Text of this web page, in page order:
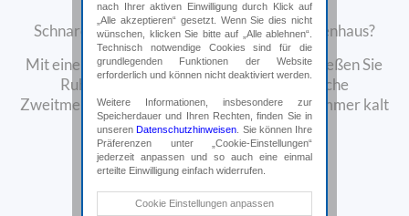
Um die Wette warten bei Ärzt:innen?
Schnarchende Bettnachbar:innen im Krankenhaus?
Mit einer privaten Krankenversicherung genießen Sie
Ruhe im Einbettzimmer, holen sich ärztliche
Zweitmeinungen, bleibt Ihr Sessel im Wartezimmer kalt
und vieles mehr.
Online abschließen*
nach Ihrer aktiven Einwilligung durch Klick auf
„Alle akzeptieren“ gesetzt. Wenn Sie dies nicht
wünschen, klicken Sie bitte auf „Alle ablehnen“.
Technisch notwendige Cookies sind für die
grundlegenden Funktionen der Website
erforderlich und können nicht deaktiviert werden.
Weitere Informationen, insbesondere zur
Speicherdauer und Ihren Rechten, finden Sie in
unserenDatenschutzhinweisen . Sie können Ihre
Präferenzen unter „Cookie-Einstellungen“
jederzeit anpassen und so auch eine einmal
erteilte Einwilligung einfach widerrufen.
Technische Cookies
Cookie Einstellungen anpassen